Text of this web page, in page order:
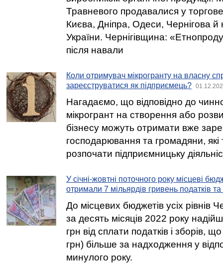
Травневого продавалися у
Києва, Дніпра, Одеси, Чернігова й
України. Чернігівщина:
після навали
Коли отримувач мікрогранту на власну
зареєструватися як підприємець?
Нагадаємо, що відповідно до
мікрогрант на створення або
бізнесу можуть отримати вже
господарювання та громадяни, які
розпочати підприємницьку
У січні-жовтні поточного року місцеві
отримали 7 мільярдів гривень податків та
До місцевих бюджетів усіх рівнів
за десять місяців 2022 року
грн від сплати податків і зборів,
грн) більше за надходження у
минулого року.